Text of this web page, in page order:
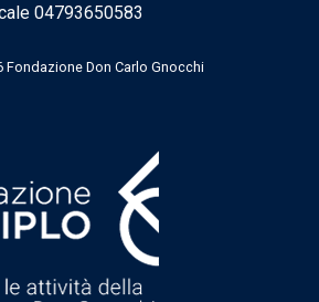
04793650583
Fondazione Don Carlo Gnocchi